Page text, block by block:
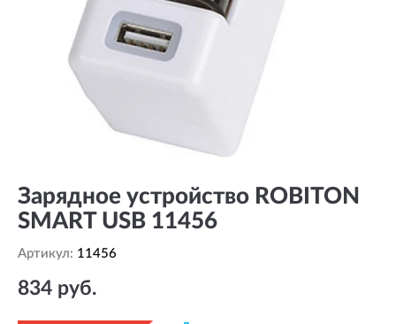
Зарядное устройство ROBITON
SMART USB 11456
Артикул: 11456
834 руб.